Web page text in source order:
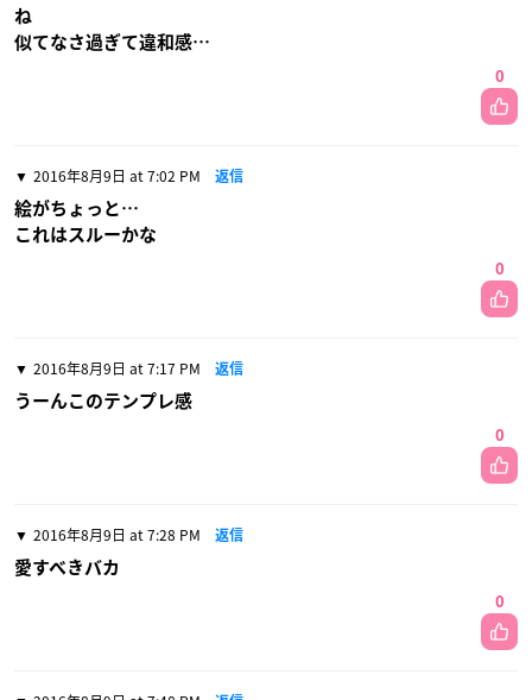
ね
似てなさ過ぎて違和感…
0
2016年8月9日 at 7:02 PM 返信
絵がちょっと…
これはスルーかな
0
2016年8月9日 at 7:17 PM 返信
うーんこのテンプレ感
0
2016年8月9日 at 7:28 PM 返信
愛すべきバカ
0